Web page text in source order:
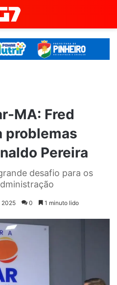
MA: Fred
problemas
Pereira
desafio para os
2025 0 1 minuto lido